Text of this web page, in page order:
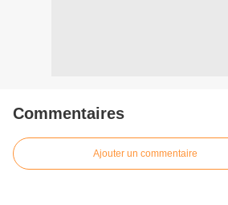
Commentaires
Ajouter un commentaire